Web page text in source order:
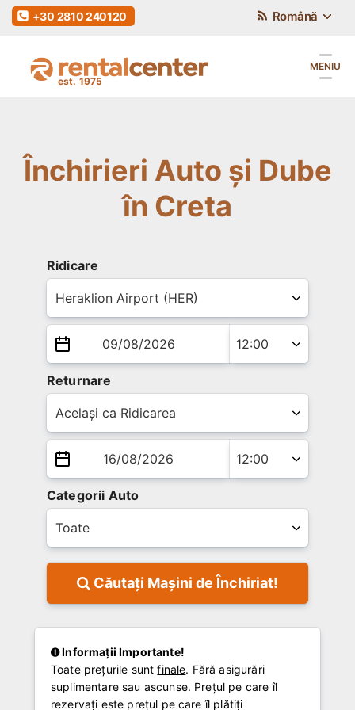
Română
+30 2810 240120
MENIU
Închirieri Auto și Dube
în Creta
Ridicare
Returnare
Categorii Auto
Căutați Mașini de Închiriat!
Informații Importante!
Toate prețurile suntfinale. Fără asigurări
suplimentare sau ascunse. Prețul pe care îl
rezervați este prețul pe care îl plătiți